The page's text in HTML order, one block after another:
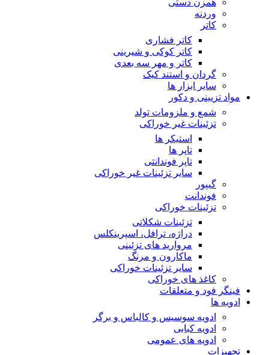
همزن دستی
وردنه
کاتر
کاتر فشاری
کاتر کوکی و شیرینی
کاتر و مهر سه بعدی
گردان و استند کیک
سایر ابزار ها
مواد تزیینی و دکور
شمع و ملزومات تولد
تزئینات غیر خوراکی
استیکر ها
تاپر ها
تاپر فوندانتی
سایر تزئینات غیر خوراکی
گیپور
فوندانت
تزئینات خوراکی
تزئینات شکلاتی
دراژه، ترافل، اسپرینکلس
مروارید های تزئینی
ماکارون و مرنگ
سایر تزئینات خوراکی
کاغذ های خوراکی
فینگر فود و متعلقات
ادویه ها
ادویه سوسیس و کالباس و برگر
ادویه کبابی
ادویه های عمومی
تجهیزات